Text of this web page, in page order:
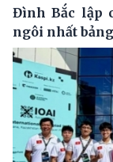
Đình Bắc lập
ngôi nhất